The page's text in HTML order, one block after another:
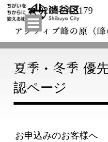
コンテンツに移動します
☎ 0268-74-3179
アクティブ峰の原（峰
メニューをスキップ
夏季・冬季 優
認ページ
お申込みのお客様へ